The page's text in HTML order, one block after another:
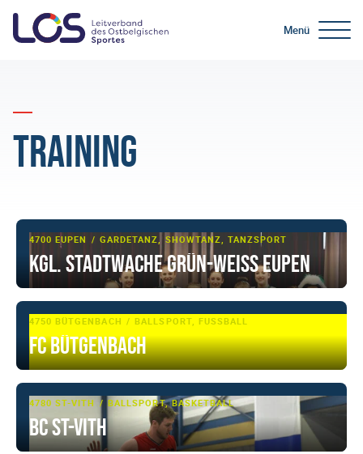
Menü
Training
4700 EUPEN GARDETANZ, SHOWTANZ, TANZSPORT
Kgl. Stadtwache Grün-Weiss Eupen
4750 BÜTGENBACH BALLSPORT, FUSSBALL
FC Bütgenbach
4780 ST-VITH BALLSPORT, BASKETBALL
BC St-Vith